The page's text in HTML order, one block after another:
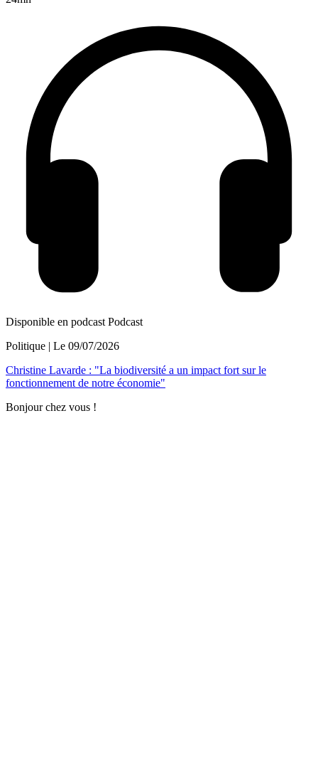
Disponible en podcast Podcast
Politique | Le 09/07/2026
Christine Lavarde : "La biodiversité a un impact fort sur le
fonctionnement de notre économie"
Bonjour chez vous !